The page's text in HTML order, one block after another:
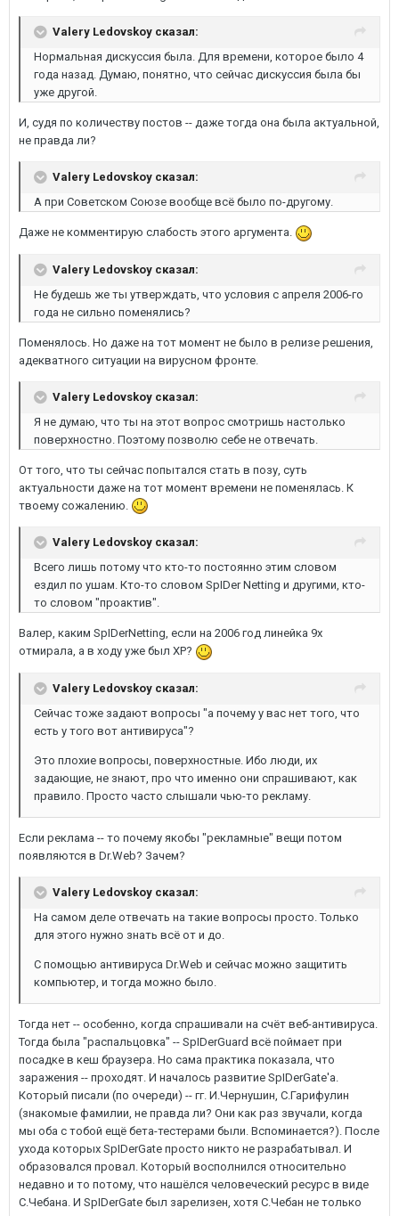
Valery Ledovskoy сказал:
Нормальная дискуссия была. Для времени, которое было 4
года назад. Думаю, понятно, что сейчас дискуссия была бы
уже другой.
И, судя по количеству постов -- даже тогда она была актуальной,
не правда ли?
Valery Ledovskoy сказал:
А при Советском Союзе вообще всё было по-другому.
Даже не комментирую слабость этого аргумента.
Valery Ledovskoy сказал:
Не будешь же ты утверждать, что условия с апреля 2006-го
года не сильно поменялись?
Поменялось. Но даже на тот момент не было в релизе решения,
адекватного ситуации на вирусном фронте.
Valery Ledovskoy сказал:
Я не думаю, что ты на этот вопрос смотришь настолько
поверхностно. Поэтому позволю себе не отвечать.
От того, что ты сейчас попытался стать в позу, суть
актуальности даже на тот момент времени не поменялась. К
твоему сожалению.
Valery Ledovskoy сказал:
Всего лишь потому что кто-то постоянно этим словом
ездил по ушам. Кто-то словом SpIDer Netting и другими, кто-
то словом "проактив".
Валер, каким SpIDerNetting, если на 2006 год линейка 9х
отмирала, а в ходу уже был XP?
Valery Ledovskoy сказал:
Сейчас тоже задают вопросы "а почему у вас нет того, что
есть у того вот антивируса"?
Это плохие вопросы, поверхностные. Ибо люди, их
задающие, не знают, про что именно они спрашивают, как
правило. Просто часто слышали чью-то рекламу.
Если реклама -- то почему якобы "рекламные" вещи потом
появляются в Dr.Web? Зачем?
Valery Ledovskoy сказал:
На самом деле отвечать на такие вопросы просто. Только
для этого нужно знать всё от и до.
С помощью антивируса Dr.Web и сейчас можно защитить
компьютер, и тогда можно было.
Тогда нет -- особенно, когда спрашивали на счёт веб-антивируса.
Тогда была "распальцовка" -- SpIDerGuard всё поймает при
посадке в кеш браузера. Но сама практика показала, что
заражения -- проходят. И началось развитие SpIDerGate'а.
Который писали (по очереди) -- гг. И.Чернушин, С.Гарифулин
(знакомые фамилии, не правда ли? Они как раз звучали, когда
мы оба с тобой ещё бета-тестерами были. Вспоминается?). После
ухода которых SpIDerGate просто никто не разрабатывал. И
образовался провал. Который восполнился относительно
недавно и то потому, что нашёлся человеческий ресурс в виде
С.Чебана. И SpIDerGate был зарелизен, хотя С.Чебан не только